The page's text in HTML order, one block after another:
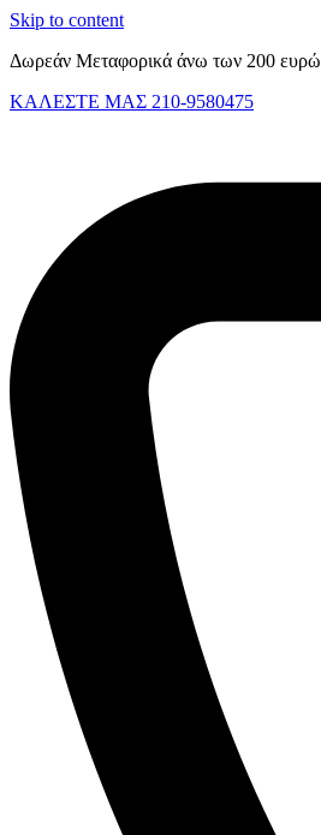
Skip to content
Δωρεάν Μεταφορικά άνω των 200 ευρώ
ΚΑΛΕΣΤΕ ΜΑΣ 210-9580475